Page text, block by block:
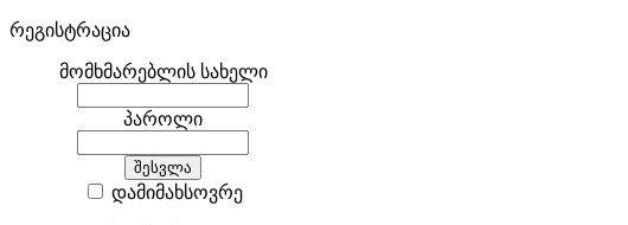
რეგისტრაცია
მომხმარებლის სახელი
პაროლი
დამიმახსოვრე